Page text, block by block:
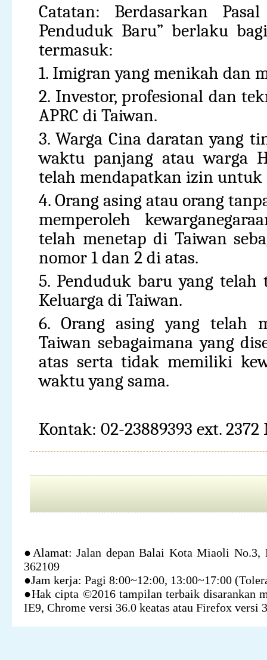
Catatan: Berdasarkan
Penduduk Baru” berlaku
termasuk:
1. Imigran yang menikah dan
2. Investor, profesional dan
APRC di Taiwan.
3. Warga Cina daratan yang
waktu panjang atau warga
telah mendapatkan izin untuk
4. Orang asing atau orang
memperoleh
telah menetap di Taiwan
nomor 1 dan 2 di atas.
5. Penduduk baru yang
Keluarga di Taiwan.
6. Orang asing yang telah
Taiwan sebagaimana yang
atas serta tidak memiliki
waktu yang sama.
Kontak: 02-23889393 ext. 2372
●Alamat: Jalan depan Balai Kota Miaoli No.3,
362109
●Jam kerja: Pagi 8:00~12:00, 13:00~17:00
●Hak cipta ©2016 tampilan terbaik disarankan
IE9, Chrome versi 36.0 keatas atau Firefox versi